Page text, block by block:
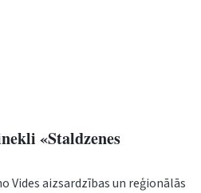
«Staldzenes
Vides aizsardzības un reģionālās